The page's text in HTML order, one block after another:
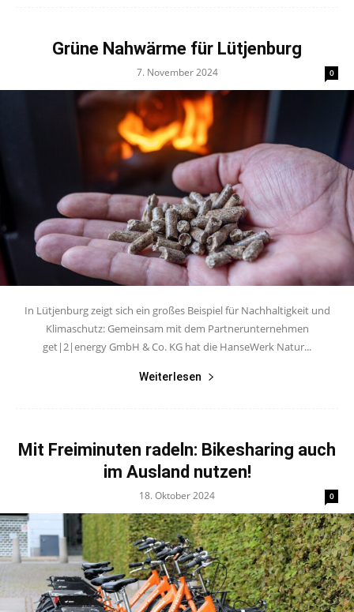
Grüne Nahwärme für Lütjenburg
7. November 2024 0
In Lütjenburg zeigt sich ein großes Beispiel für Nachhaltigkeit und
Klimaschutz: Gemeinsam mit dem Partnerunternehmen
get|2|energy GmbH & Co. KG hat die HanseWerk Natur...
Weiterlesen
Mit Freiminuten radeln: Bikesharing auch
im Ausland nutzen!
18. Oktober 2024 0